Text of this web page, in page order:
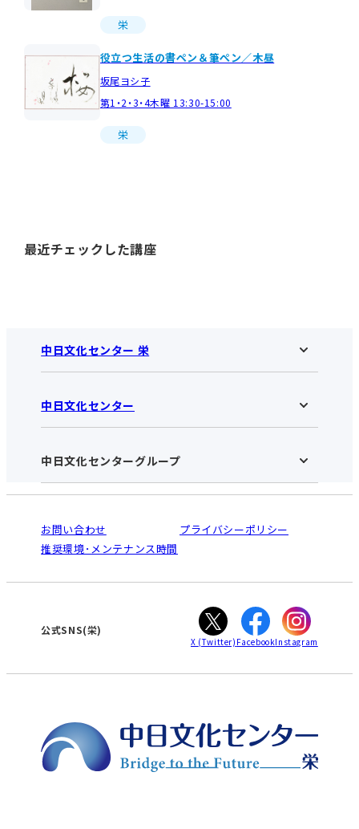
栄
役立つ生活の書ペン＆筆ぺン／木昼
坂尾ヨシ子
第1・2・3・4木曜 13:30-15:00
栄
最近チェックした講座
中日文化センター 栄
中日文化センター 栄HOME
お知らせ
アクセス･営業時間
お申し込みの流れ
入会と受講のご案内
中日文化センター
中日文化センターHOME
中日文化センターとは
受講規約・会員特典
ご利用ガイド
オンライン講座受講の手順
WEBサイトのよくある質問
中日文化センターグループ
南大高
犬山
高蔵寺
大垣
津
お問い合わせ
プライバシーポリシー
推奨環境･メンテナンス時間
公式SNS(栄)
X (Twitter) FacebookInstagram